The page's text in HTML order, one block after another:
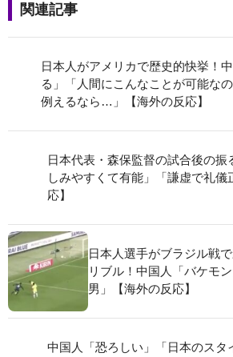
関連記事
日本人がアメリカで歴史
しすぎる」「人間にこん
か？」「サッカーで例え
応】
日本代表・森保監督の試
感心「親しみやすくて有
日本人選手がブラジル戦
リブル！中国人「バケモ
男」【海外の反応】
中国人「恐ろしい」「日